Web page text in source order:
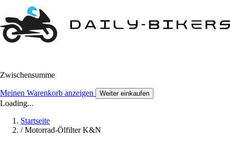
Zwischensumme
Meinen Warenkorb anzeigen Weiter einkaufen
Loading...
Startseite
/ Motorrad-Ölfilter K&N